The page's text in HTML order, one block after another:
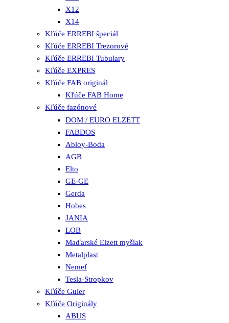
X12
X14
Kľúče ERREBI špeciál
Kľúče ERREBI Trezorové
Kľúče ERREBI Tubulary
Kľúče EXPRES
Kľúče FAB originál
Kľúče FAB Home
Kľúče fazónové
DOM / EURO ELZETT
FABDOS
Abloy-Boda
AGB
Elto
GE-GE
Gerda
Hobes
JANIA
LOB
Maďarské Elzett myšiak
Metalplast
Nemef
Tesla-Stropkov
Kľúče Guler
Kľúče Originály
ABUS